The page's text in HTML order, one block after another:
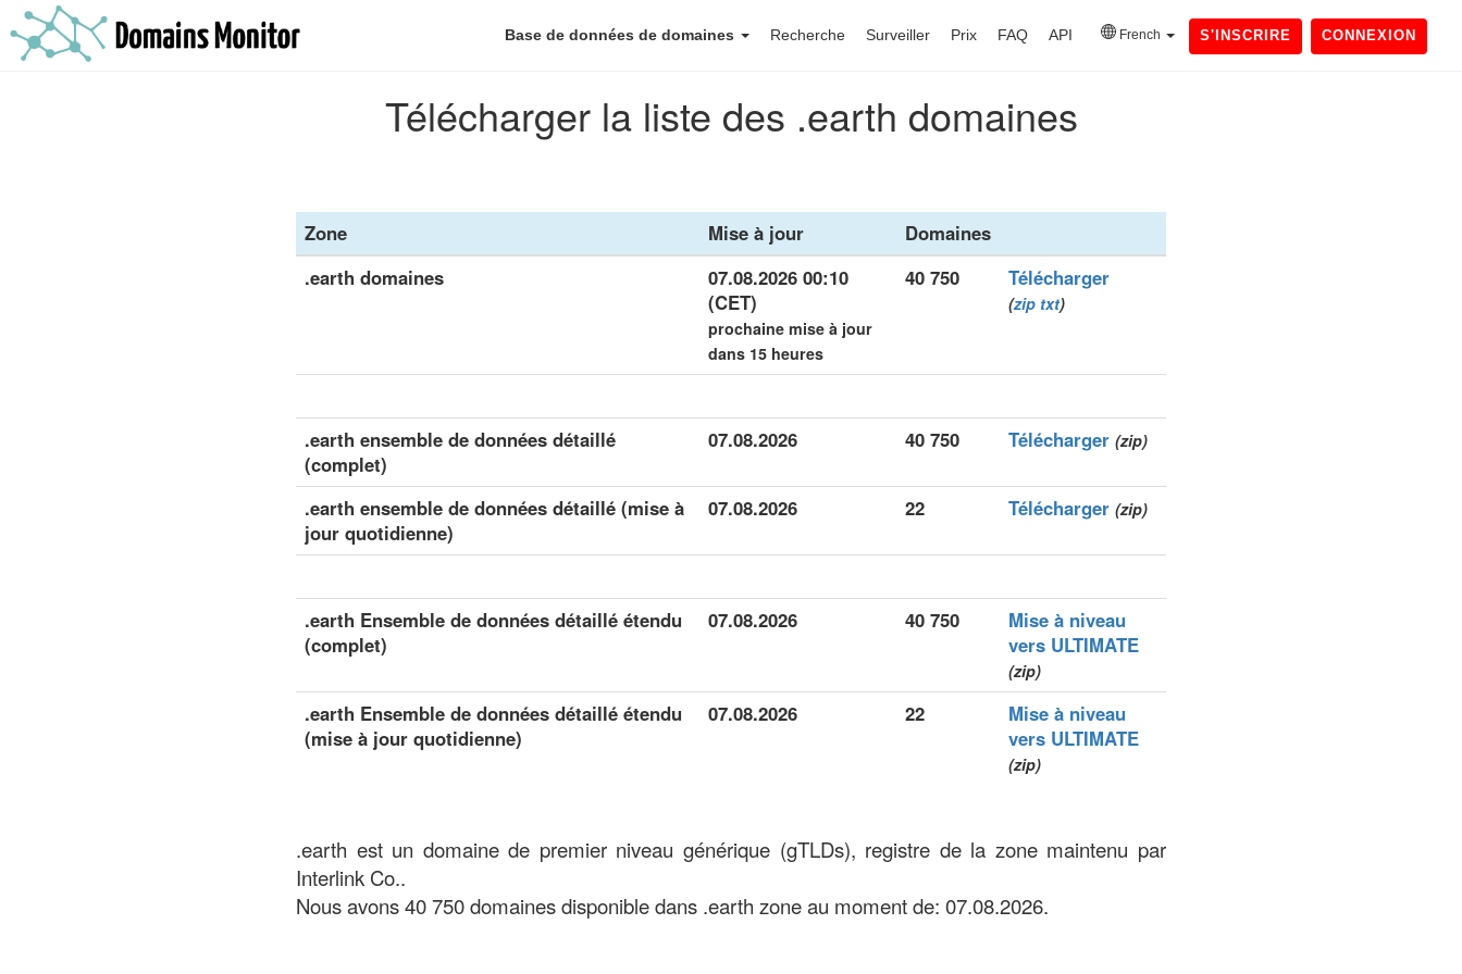
Base de données de domaines Recherche Surveiller Prix FAQ API French S'INSCRIRE CONNEXION
Télécharger la liste des .earth domaines
Zone Mise à jour
Domaines
.earth domaines
07.08.2026 00:10
(CET)
prochaine mise à jour
dans 15 heures
40 750 Télécharger
(zip txt)
.earth ensemble de données détaillé
(complet)
07.08.2026 40 750 Télécharger (zip)
.earth ensemble de données détaillé (mise à
jour quotidienne)
07.08.2026 22 Télécharger (zip)
.earth Ensemble de données détaillé étendu
(complet)
07.08.2026 40 750
Mise à niveau
vers ULTIMATE
(zip)
.earth Ensemble de données détaillé étendu
(mise à jour quotidienne)
07.08.2026 22
Mise à niveau
vers ULTIMATE
(zip)
.earth est un domaine de premier niveau générique (gTLDs), registre de la zone maintenu par
Interlink Co..
Nous avons 40 750 domaines disponible dans .earth zone au moment de: 07.08.2026.